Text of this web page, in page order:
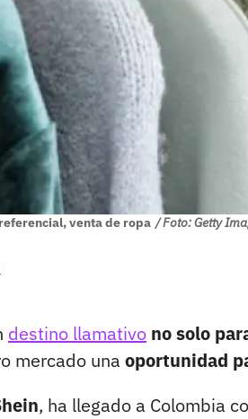
venta de ropa / Foto: Getty
destino llamativo no solo
mercado una oportunidad
, ha llegado a Colombia